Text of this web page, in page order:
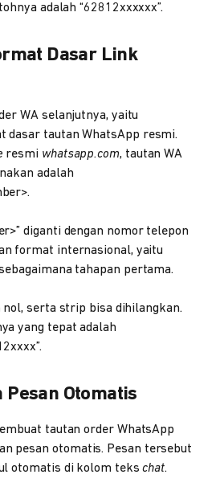
adalah “62812xxxxxx”.
Dasar Link
WA selanjutnya, yaitu
dasar tautan WhatsApp resmi.
resmi whatsapp.com, tautan WA
adalah
diganti dengan nomor telepon
format internasional, yaitu
tahapan pertama.
nol, serta strip bisa dihilangkan.
yang tepat adalah
Pesan Otomatis
tautan order WhatsApp
pesan otomatis. Pesan tersebut
otomatis di kolom tekschat.